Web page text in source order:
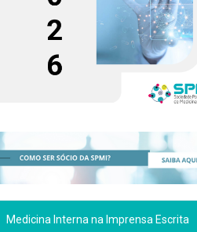
Medicina Interna na Imprensa Escrita